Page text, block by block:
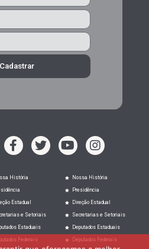
Cadastrar
História
Estadual
e Setoriais
Estaduais
Federais
Nossa História
Presidência
Direção Estadual
Secretarias e Setoriais
Deputados Estaduais
Deputados Federais